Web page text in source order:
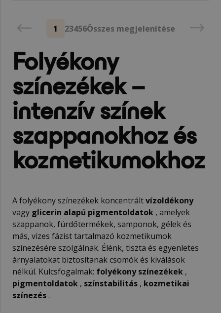
1 23456Összes megjelenítése
Folyékony
színezékek –
intenzív színek
szappanokhoz és
kozmetikumokhoz
A folyékony színezékek koncentráltvízoldékony
vagy glicerin alapú pigmentoldatok , amelyek
szappanok, fürdőtermékek, samponok, gélek és
más, vizes fázist tartalmazó kozmetikumok
színezésére szolgálnak. Élénk, tiszta és egyenletes
árnyalatokat biztosítanak csomók és kiválások
nélkül. Kulcsfogalmak: folyékony színezékek ,
pigmentoldatok , színstabilitás , kozmetikai
színezés .